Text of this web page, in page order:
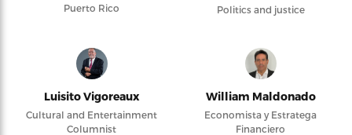
Puerto Rico
Politics and justice
Luisito Vigoreaux
Cultural and Entertainment
Columnist
William Maldonado
Economista y Estratega
Financiero